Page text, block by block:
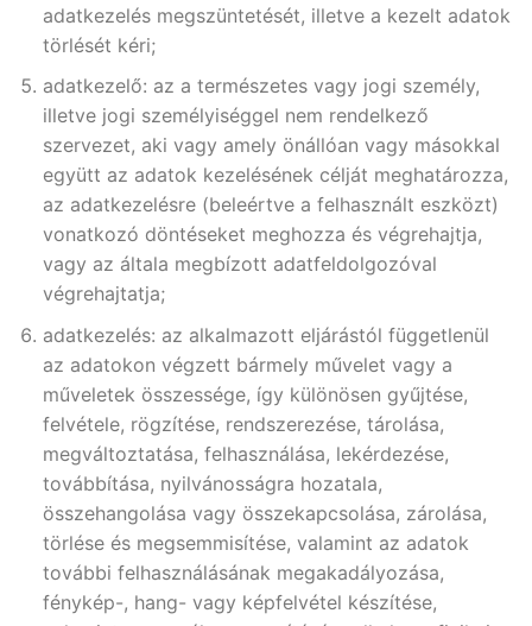
adatkezelés megszüntetését, illetve a kezelt adatok
törlését kéri;
adatkezelő: az a természetes vagy jogi személy,
illetve jogi személyiséggel nem rendelkező
szervezet, aki vagy amely önállóan vagy másokkal
együtt az adatok kezelésének célját meghatározza,
az adatkezelésre (beleértve a felhasznált eszközt)
vonatkozó döntéseket meghozza és végrehajtja,
vagy az általa megbízott adatfeldolgozóval
végrehajtatja;
adatkezelés: az alkalmazott eljárástól függetlenül
az adatokon végzett bármely művelet vagy a
műveletek összessége, így különösen gyűjtése,
felvétele, rögzítése, rendszerezése, tárolása,
megváltoztatása, felhasználása, lekérdezése,
továbbítása, nyilvánosságra hozatala,
összehangolása vagy összekapcsolása, zárolása,
törlése és megsemmisítése, valamint az adatok
további felhasználásának megakadályozása,
fénykép-, hang- vagy képfelvétel készítése,